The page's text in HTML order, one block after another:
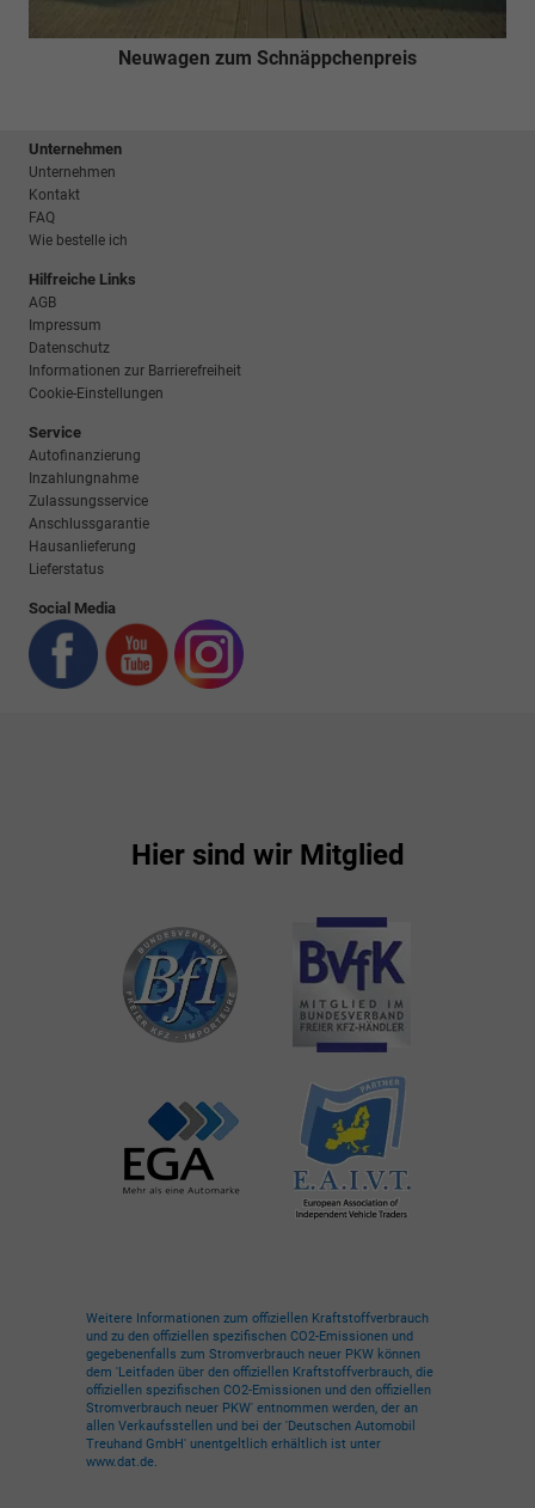
Neuwagen zum Schnäppchenpreis
Unternehmen
Unternehmen
Kontakt
FAQ
Wie bestelle ich
Hilfreiche Links
AGB
Impressum
Datenschutz
Informationen zur Barrierefreiheit
Cookie-Einstellungen
Service
Autofinanzierung
Inzahlungnahme
Zulassungsservice
Anschlussgarantie
Hausanlieferung
Lieferstatus
Social Media
Hier sind wir Mitglied
Weitere Informationen zum offiziellen Kraftstoffverbrauch
und zu den offiziellen spezifischen CO2-Emissionen und
gegebenenfalls zum Stromverbrauch neuer PKW können
dem 'Leitfaden über den offiziellen Kraftstoffverbrauch, die
offiziellen spezifischen CO2-Emissionen und den offiziellen
Stromverbrauch neuer PKW' entnommen werden, der an
allen Verkaufsstellen und bei der 'Deutschen Automobil
Treuhand GmbH' unentgeltlich erhältlich ist unter
www.dat.de.